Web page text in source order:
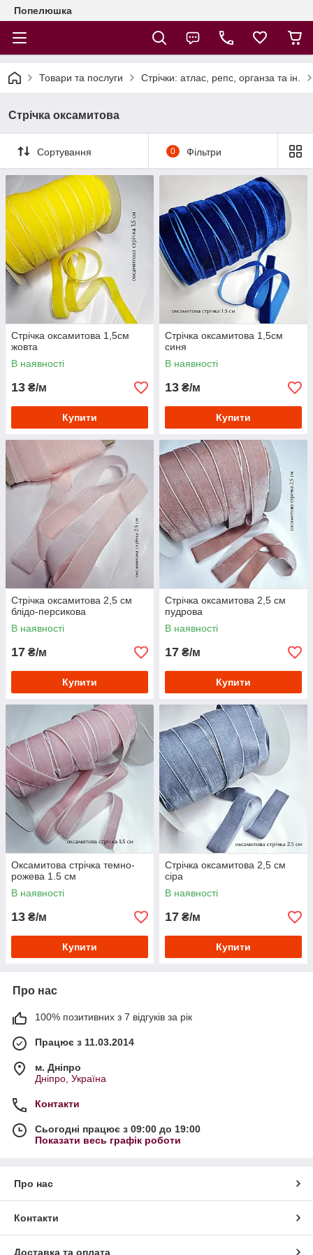
Попелюшка
Товари та послуги Стрічки: атлас, репс, органза та ін.
Стрічка оксамитова
Сортування 0 Фільтри
Стрічка оксамитова 1,5см
жовта
В наявності
13 ₴/м
Купити
Стрічка оксамитова 1,5см
синя
В наявності
13 ₴/м
Купити
Стрічка оксамитова 2,5 см
блідо-персикова
В наявності
17 ₴/м
Купити
Стрічка оксамитова 2,5 см
пудрова
В наявності
17 ₴/м
Купити
Оксамитова стрічка темно-
рожева 1.5 см
В наявності
13 ₴/м
Купити
Стрічка оксамитова 2,5 см
сіра
В наявності
17 ₴/м
Купити
Про нас
100% позитивних з 7 відгуків за рік
Працює з 11.03.2014
м. Дніпро
Дніпро, Україна
Контакти
Сьогодні працює з 09:00 до 19:00
Показати весь графік роботи
Про нас
Контакти
Доставка та оплата